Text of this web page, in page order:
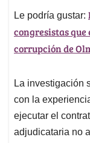
Le podría gustar:
congresistas
corrupción de
La investigación
con la
ejecutar el
adjudicataria no